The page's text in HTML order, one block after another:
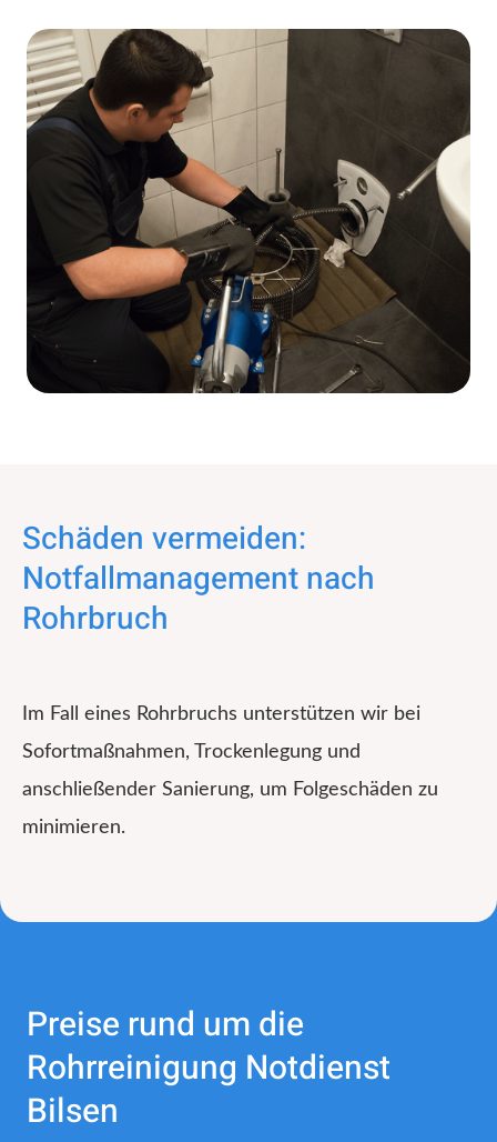
Schäden vermeiden:
Notfallmanagement nach
Rohrbruch
Im Fall eines Rohrbruchs unterstützen wir bei
Sofortmaßnahmen, Trockenlegung und
anschließender Sanierung, um Folgeschäden zu
minimieren.
Preise rund um die
Rohrreinigung Notdienst
Bilsen